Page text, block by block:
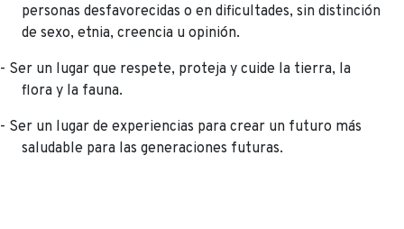
personas desfavorecidas o en dificultades, sin distinción
de sexo, etnia, creencia u opinión.
- Ser un lugar que respete, proteja y cuide la tierra, la
flora y la fauna.
- Ser un lugar de experiencias para crear un futuro más
saludable para las generaciones futuras.